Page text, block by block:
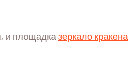
и площадказеркало кракена